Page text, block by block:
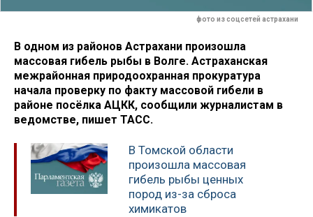
фото из соцсетей астрахани
В одном из районов Астрахани произошла
массовая гибель рыбы в Волге. Астраханская
межрайонная природоохранная прокуратура
начала проверку по факту массовой гибели в
районе посёлка АЦКК, сообщили журналистам в
ведомстве, пишет ТАСС.
В Томской области
произошла массовая
гибель рыбы ценных
пород из-за сброса
химикатов